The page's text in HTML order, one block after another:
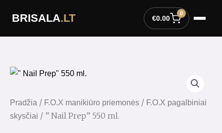
BRISALA.LT €0.00
0
Pradžia / F.O.X manikiūro priemonės / F.O.X pagalbiniai
skysčiai / ” Nail Prep” 550 ml.